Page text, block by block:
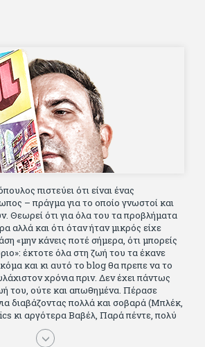
πιστεύει ότι είναι ένας
– πράγμα για το οποίο γνωστοί και
Θεωρεί ότι για όλα του τα προβλήματα
αλλά και ότι όταν ήταν μικρός είχε
«μην κάνεις ποτέ σήμερα, ότι μπορείς
έκτοτε όλα στη ζωή του τα έκανε
και κι αυτό το blog θα πρεπε να το
χρόνια πριν. Δεν έχει πάντως
του, ούτε και απωθημένα. Πέρασε
διαβάζοντας πολλά και σοβαρά (Μπλέκ,
κι αργότερα Βαβέλ, Παρά πέντε, πολύ
αρκετό Ιούλιο Βέρν πριν τον κερδίσουν
τους σωστούς φίλους κυρίως γιατί